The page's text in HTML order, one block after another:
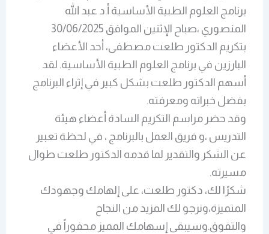
برنامج العلوم الطبية الأساسية أ.د عبد الله
المنصوري ،صباح الإثنين الموافق 30/06/2025
بتكريم الدكتور طلعت مصطفى، أحد الأعضاء
البارزين في برنامج العلوم الطبية الأساسية. لقد
أسهم الدكتور طلعت بشكل كبير في إثراء البرنامج
بفضل خبراته ومعرفته.
وقد حضر مراسم التكريم السادة أعضاء هيئة
التدريس ،و فريق العمل بالبرنامج ، في لحظة تعبير
عن الشكر والتقدير لما قدمه الدكتور طلعت طوال
مسيرته.
شكرًا لك، دكتور طلعت، على إلهامك وجهودك
المتميزة،ونرجو لك المزيد من النجاح
والتفوق.وسيبقى إسهامك المميز محفوراً في